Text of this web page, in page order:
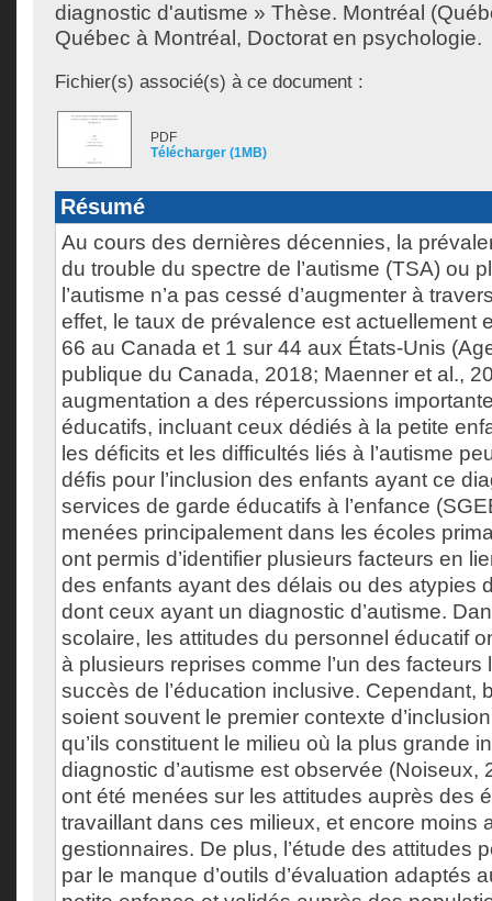
diagnostic d'autisme » Thèse. Montréal
Québec à Montréal, Doctorat en psychologie.
Fichier(s) associé(s) à ce document :
PDF
Télécharger (1MB)
Résumé
Au cours des dernières décennies, la
du trouble du spectre de l’autisme (TSA) ou
l’autisme n’a pas cessé d’augmenter à
effet, le taux de prévalence est actuellement
66 au Canada et 1 sur 44 aux États-Unis
publique du Canada, 2018; Maenner et al.,
augmentation a des répercussions
éducatifs, incluant ceux dédiés à la petite
les déficits et les difficultés liés à l’autisme
défis pour l’inclusion des enfants ayant ce
services de garde éducatifs à l’enfance
menées principalement dans les écoles
ont permis d’identifier plusieurs facteurs en
des enfants ayant des délais ou des atypies
dont ceux ayant un diagnostic d’autisme.
scolaire, les attitudes du personnel éducatif
à plusieurs reprises comme l’un des
succès de l’éducation inclusive. Cependant,
soient souvent le premier contexte
qu’ils constituent le milieu où la plus grande
diagnostic d’autisme est observée (Noiseux,
ont été menées sur les attitudes auprès des
travaillant dans ces milieux, et encore moins
gestionnaires. De plus, l’étude des attitudes
par le manque d’outils d’évaluation adaptés